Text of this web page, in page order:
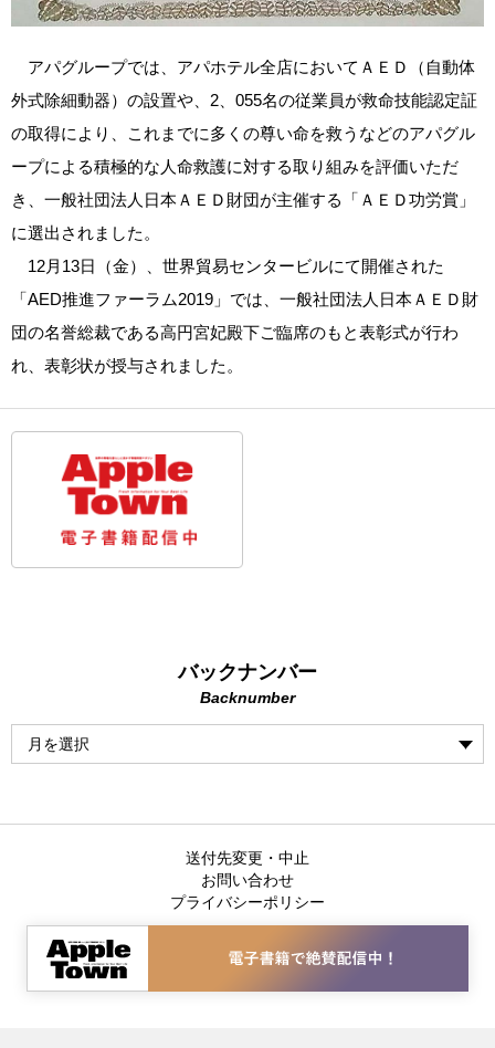
アパグループでは、アパホテル全店においてＡＥＤ（自動体
外式除細動器）の設置や、2、055名の従業員が救命技能認定証
の取得により、これまでに多くの尊い命を救うなどのアパグル
ープによる積極的な人命救護に対する取り組みを評価いただ
き、一般社団法人日本ＡＥＤ財団が主催する「ＡＥＤ功労賞」
に選出されました。
12月13日（金）、世界貿易センタービルにて開催された
「AED推進ファーラム2019」では、一般社団法人日本ＡＥＤ財
団の名誉総裁である高円宮妃殿下ご臨席のもと表彰式が行わ
れ、表彰状が授与されました。
バックナンバー
Backnumber
送付先変更・中止
お問い合わせ
プライバシーポリシー